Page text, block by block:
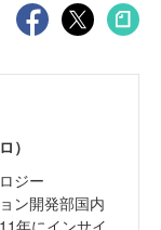
）
ジー
ン開発部国内
年にインサイ